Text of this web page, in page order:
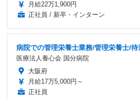
月給22万1,900円
正社員 / 新卒・インターン
病院での管理栄養士業務/管理栄養士/待
医療法人養心会 国分病院
大阪府
月給17万5,000円～
正社員